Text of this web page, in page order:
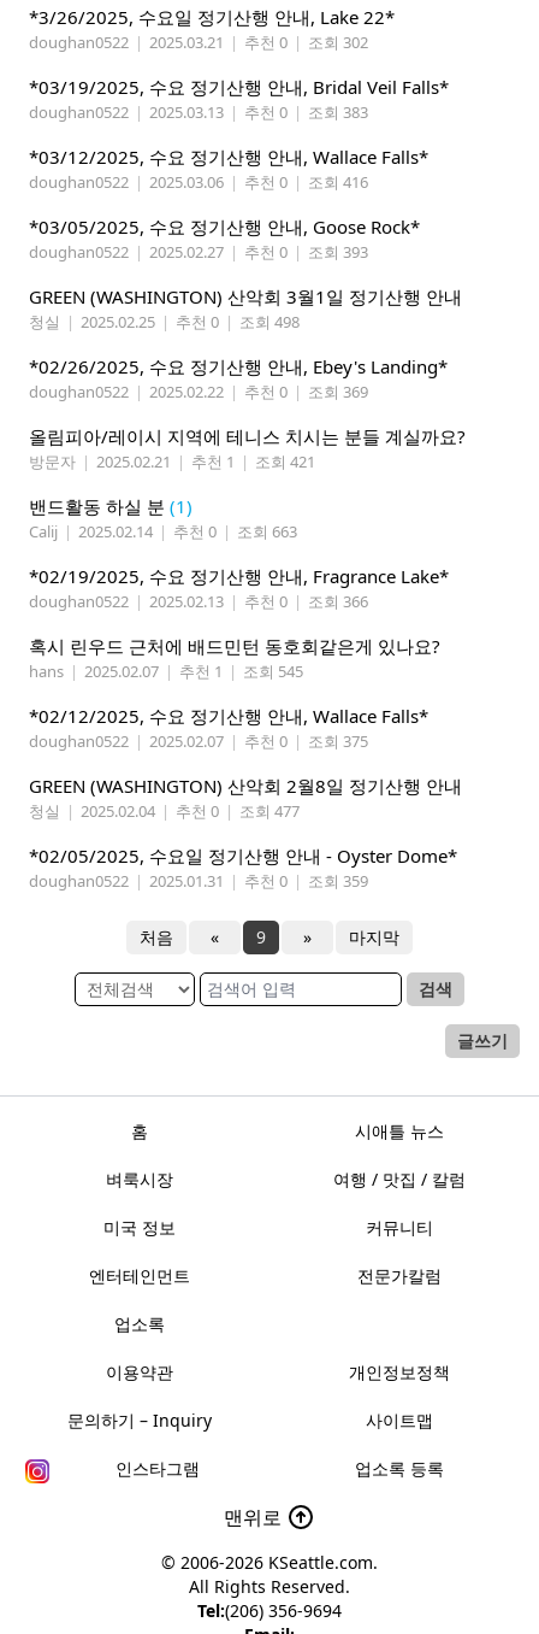
*3/26/2025, 수요일 정기산행 안내, Lake 22*
doughan0522 | 2025.03.21 | 추천 0 | 조회 302
*03/19/2025, 수요 정기산행 안내, Bridal Veil Falls*
doughan0522 | 2025.03.13 | 추천 0 | 조회 383
*03/12/2025, 수요 정기산행 안내, Wallace Falls*
doughan0522 | 2025.03.06 | 추천 0 | 조회 416
*03/05/2025, 수요 정기산행 안내, Goose Rock*
doughan0522 | 2025.02.27 | 추천 0 | 조회 393
GREEN (WASHINGTON) 산악회 3월1일 정기산행 안내
청실 | 2025.02.25 | 추천 0 | 조회 498
*02/26/2025, 수요 정기산행 안내, Ebey's Landing*
doughan0522 | 2025.02.22 | 추천 0 | 조회 369
올림피아/레이시 지역에 테니스 치시는 분들 계실까요?
방문자 | 2025.02.21 | 추천 1 | 조회 421
밴드활동 하실 분 (1)
Calij | 2025.02.14 | 추천 0 | 조회 663
*02/19/2025, 수요 정기산행 안내, Fragrance Lake*
doughan0522 | 2025.02.13 | 추천 0 | 조회 366
혹시 린우드 근처에 배드민턴 동호회같은게 있나요?
hans | 2025.02.07 | 추천 1 | 조회 545
*02/12/2025, 수요 정기산행 안내, Wallace Falls*
doughan0522 | 2025.02.07 | 추천 0 | 조회 375
GREEN (WASHINGTON) 산악회 2월8일 정기산행 안내
청실 | 2025.02.04 | 추천 0 | 조회 477
*02/05/2025, 수요일 정기산행 안내 - Oyster Dome*
doughan0522 | 2025.01.31 | 추천 0 | 조회 359
처음 « 9 » 마지막
검색
글쓰기
홈 시애틀 뉴스
벼룩시장 여행 / 맛집 / 칼럼
미국 정보 커뮤니티
엔터테인먼트 전문가칼럼
업소록
이용약관 개인정보정책
문의하기 – Inquiry 사이트맵
인스타그램 업소록 등록
맨위로
© 2006-2026 KSeattle.com.
All Rights Reserved.
Tel:(206) 356-9694